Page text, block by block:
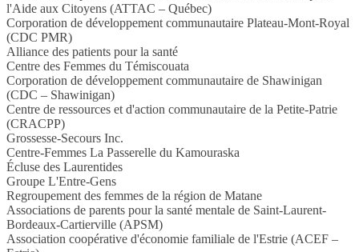
l'Aide aux Citoyens (ATTAC – Québec)
Corporation de développement communautaire Plateau-Mont-Royal
(CDC PMR)
Alliance des patients pour la santé
Centre des Femmes du Témiscouata
Corporation de développement communautaire de Shawinigan
(CDC – Shawinigan)
Centre de ressources et d'action communautaire de la Petite-Patrie
(CRACPP)
Grossesse-Secours Inc.
Centre-Femmes La Passerelle du Kamouraska
Écluse des Laurentides
Groupe L'Entre-Gens
Regroupement des femmes de la région de Matane
Associations de parents pour la santé mentale de Saint-Laurent-
Bordeaux-Cartierville (APSM)
Association coopérative d'économie familiale de l'Estrie (ACEF –